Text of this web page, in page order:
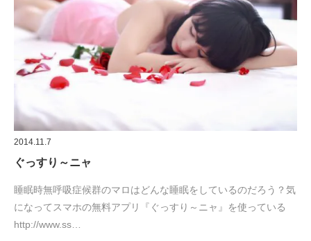
2014.11.7
ぐっすり～ニャ
睡眠時無呼吸症候群のマロはどんな睡眠をしているのだろう？気
になってスマホの無料アプリ『ぐっすり～ニャ』を使っている
http://www.ss…